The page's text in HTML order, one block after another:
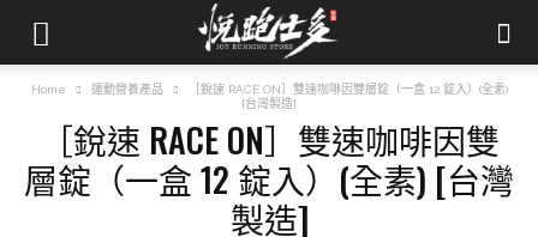
Home 運動營養產品
［銳速 RACE ON］雙速咖啡因雙層錠（一盒 12 錠入）(全素)
[台灣製造]
［銳速 RACE ON］雙速咖啡因雙
層錠（一盒 12 錠入）(全素) [台灣
製造]